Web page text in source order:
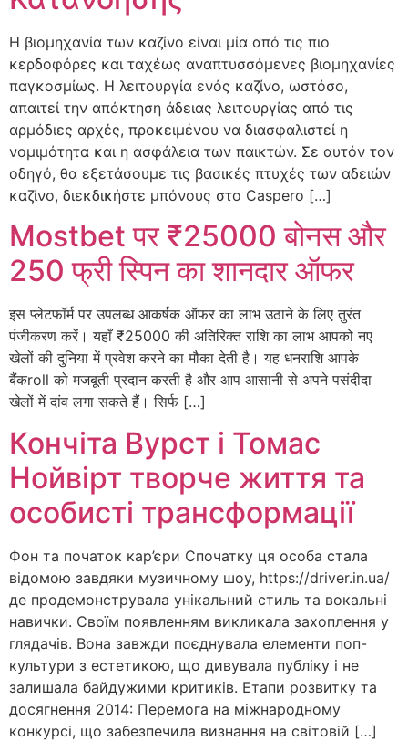
Η βιομηχανία των καζίνο είναι μία από τις πιο
κερδοφόρες και ταχέως αναπτυσσόμενες βιομηχανίες
παγκοσμίως. Η λειτουργία ενός καζίνο, ωστόσο,
απαιτεί την απόκτηση άδειας λειτουργίας από τις
αρμόδιες αρχές, προκειμένου να διασφαλιστεί η
νομιμότητα και η ασφάλεια των παικτών. Σε αυτόν τον
οδηγό, θα εξετάσουμε τις βασικές πτυχές των αδειών
καζίνο, διεκδικήστε μπόνους στο Caspero […]
Mostbet पर ₹25000 बोनस और
250 फ्री स्पिन का शानदार ऑफर
इस प्लेटफॉर्म पर उपलब्ध आकर्षक ऑफर का लाभ उठाने के लिए तुरंत
पंजीकरण करें। यहाँ ₹25000 की अतिरिक्त राशि का लाभ आपको नए
खेलों की दुनिया में प्रवेश करने का मौका देती है। यह धनराशि आपके
बैंकroll को मजबूती प्रदान करती है और आप आसानी से अपने पसंदीदा
खेलों में दांव लगा सकते हैं। सिर्फ […]
Кончіта Вурст і Томас
Нойвірт творче життя та
особисті трансформації
Фон та початок кар’єри Спочатку ця особа стала
відомою завдяки музичному шоу, https://driver.in.ua/
де продемонструвала унікальний стиль та вокальні
навички. Своїм появленням викликала захоплення у
глядачів. Вона завжди поєднувала елементи поп-
культури з естетикою, що дивувала публіку і не
залишала байдужими критиків. Етапи розвитку та
досягнення 2014: Перемога на міжнародному
конкурсі, що забезпечила визнання на світовій […]